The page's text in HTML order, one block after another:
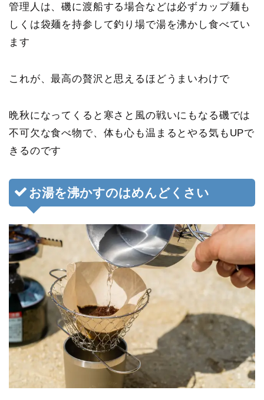
管理人は、磯に渡船する場合などは必ずカップ麺も
しくは袋麺を持参して釣り場で湯を沸かし食べてい
ます
これが、最高の贅沢と思えるほどうまいわけで
晩秋になってくると 寒さと風の戦いにもなる磯では
不可欠な食べ物で、体も心も温まるとやる気もUPで
きるのです
お湯を沸かすのはめんどくさい